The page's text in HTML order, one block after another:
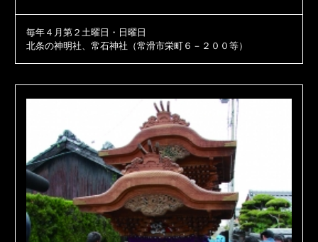
毎年４月第２土曜日・日曜日
北条の神明社、常石神社（常滑市栄町６－２００等）